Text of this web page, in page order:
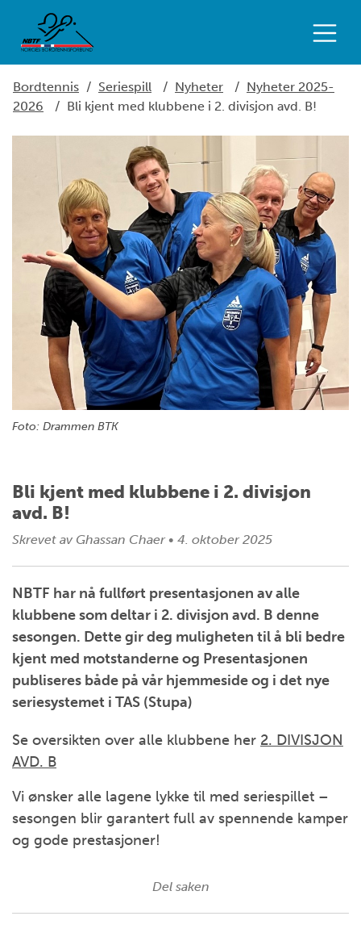
Bordtennis / Seriespill / Nyheter / Nyheter 2025-
2026
/ Bli kjent med klubbene i 2. divisjon avd. B!
Foto: Drammen BTK
Bli kjent med klubbene i 2. divisjon
avd. B!
Skrevet av Ghassan Chaer • 4. oktober 2025
NBTF har nå fullført presentasjonen av alle
klubbene som deltar i 2. divisjon avd. B denne
sesongen. Dette gir deg muligheten til å bli bedre
kjent med motstanderne og Presentasjonen
publiseres både på vår hjemmeside og i det nye
seriesystemet i TAS (Stupa)
Se oversikten over alle klubbene her 2. DIVISJON
AVD. B
Vi ønsker alle lagene lykke til med seriespillet –
sesongen blir garantert full av spennende kamper
og gode prestasjoner!
Del saken